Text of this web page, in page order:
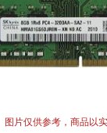
图片仅供参考，商品以